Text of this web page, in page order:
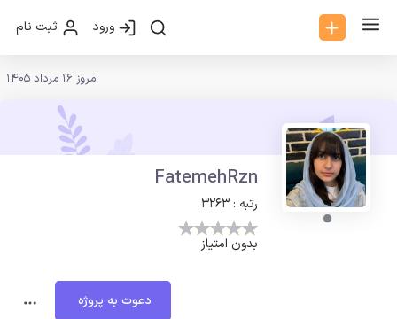
ورود ثبت نام
امروز 16 مرداد 1405
FatemehRzn
رتبه : 3263
بدون امتیاز
دعوت به پروژه